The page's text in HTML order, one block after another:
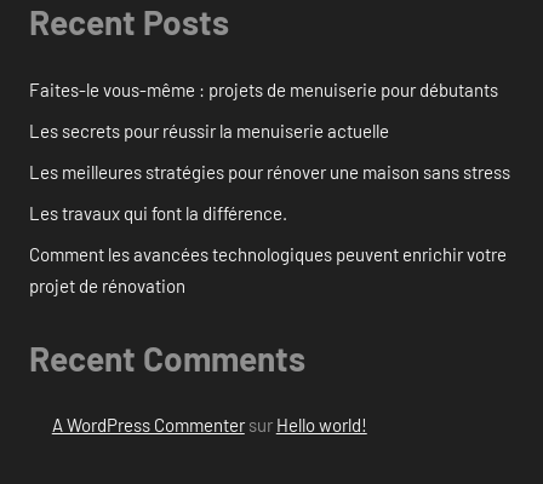
Recent Posts
Faites-le vous-même : projets de menuiserie pour débutants
Les secrets pour réussir la menuiserie actuelle
Les meilleures stratégies pour rénover une maison sans stress
Les travaux qui font la différence.
Comment les avancées technologiques peuvent enrichir votre
projet de rénovation
Recent Comments
A WordPress Commentersur Hello world!